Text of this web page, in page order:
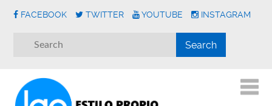
FACEBOOK TWITTER YOUTUBE INSTAGRAM